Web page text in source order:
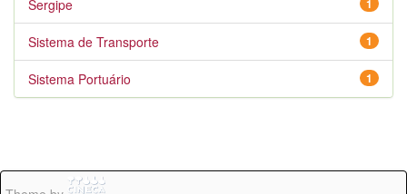
1
Sergipe
1
Sistema de Transporte
1
Sistema Portuário